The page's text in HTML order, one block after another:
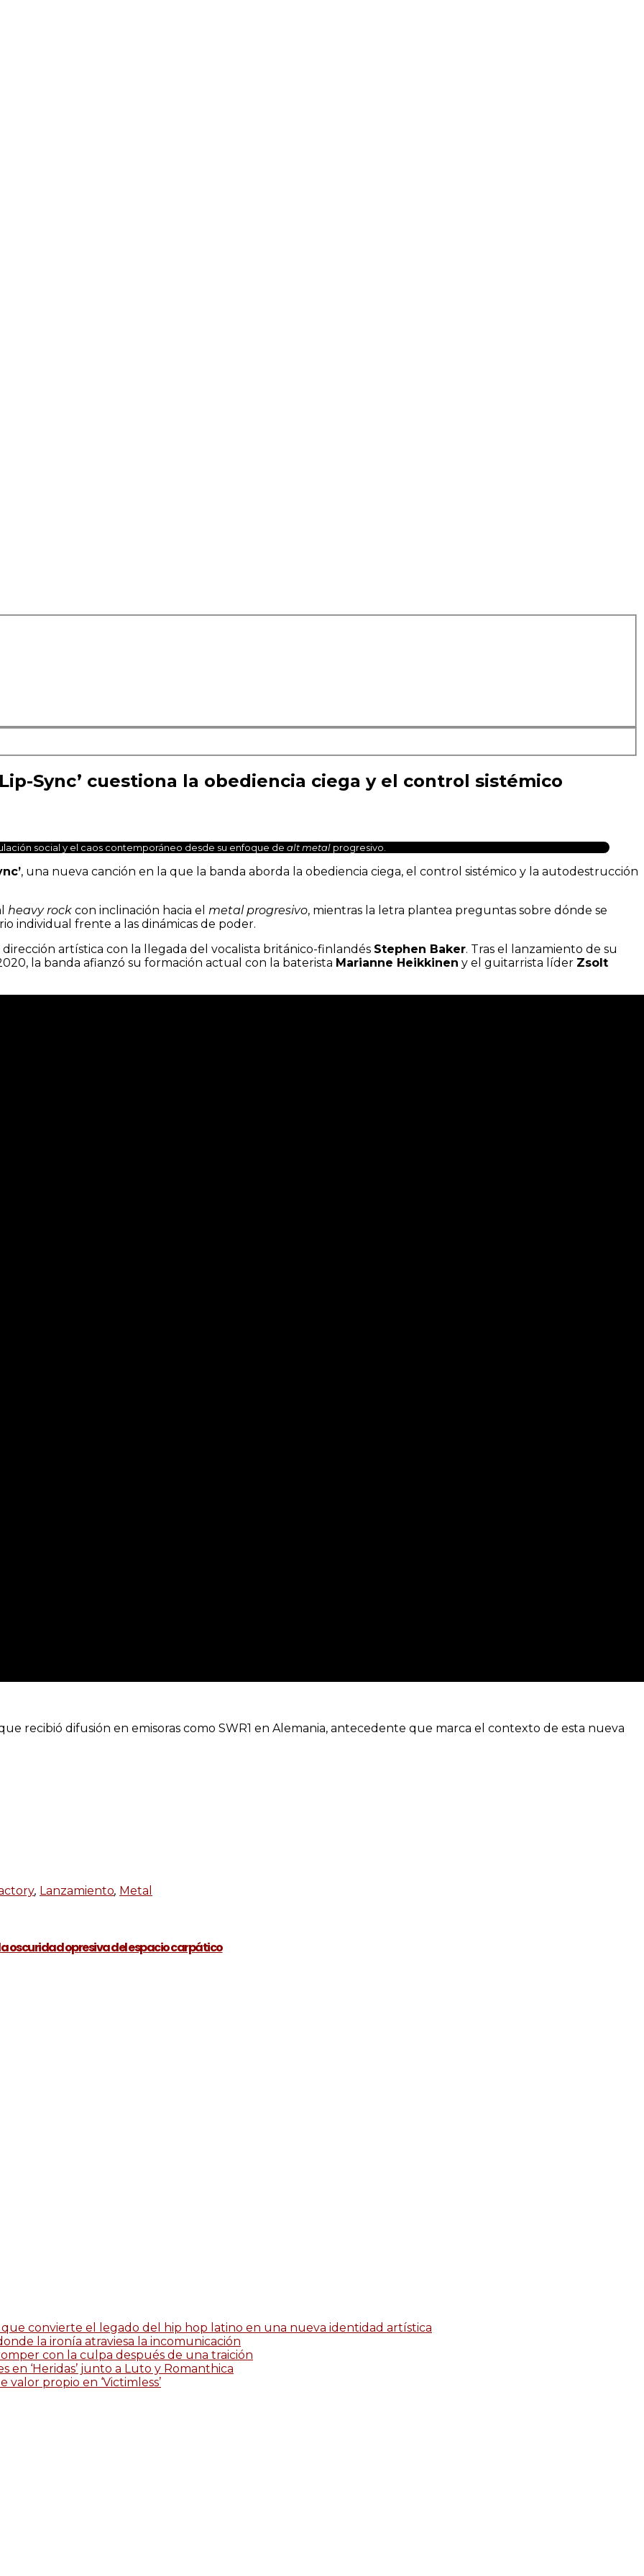
Sync’ cuestiona la obediencia ciega y el control sistémico
social y el caos contemporáneo desde su enfoque de alt metal progresivo.
, una nueva canción en la que la banda aborda la obediencia ciega, el control sistémico y la autodestrucción
heavy rock con inclinación hacia el metal progresivo, mientras la letra plantea preguntas sobre dónde se
individual frente a las dinámicas de poder.
artística con la llegada del vocalista británico-finlandés Stephen Baker. Tras el lanzamiento de su
la banda afianzó su formación actual con la baterista Marianne Heikkinen y el guitarrista líder Zsolt
recibió difusión en emisoras como SWR1 en Alemania, antecedente que marca el contexto de esta nueva
, Lanzamiento, Metal
oscuridad opresiva del espacio carpático
que convierte el legado del hip hop latino en una nueva identidad artística
la ironía atraviesa la incomunicación
con la culpa después de una traición
en ‘Heridas’ junto a Luto y Romanthica
propio en ‘Victimless’